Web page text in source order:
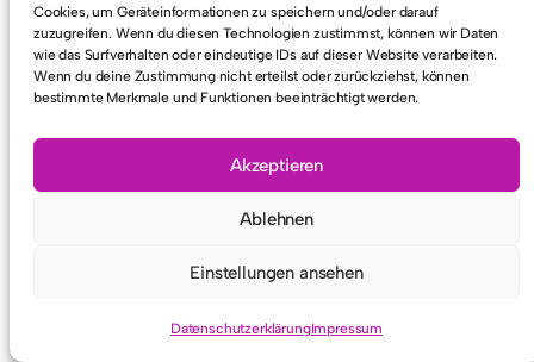
Cookies, um Geräteinformationen zu speichern und/oder darauf
zuzugreifen. Wenn du diesen Technologien zustimmst, können wir Daten
wie das Surfverhalten oder eindeutige IDs auf dieser Website verarbeiten.
Wenn du deine Zustimmung nicht erteilst oder zurückziehst, können
bestimmte Merkmale und Funktionen beeinträchtigt werden.
Akzeptieren
Ablehnen
Einstellungen ansehen
DatenschutzerklärungImpressum
© 2026SRG Erkrath e.V.